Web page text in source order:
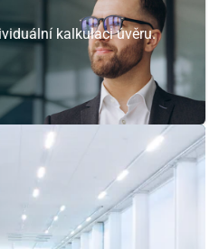
kalkulaci úvěru.
NE
1 2
8